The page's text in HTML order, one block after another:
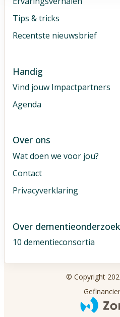
Tips & tricks
Recentste nieuwsbrief
Handig
Vind jouw Impactpartners
Agenda
Over ons
Wat doen we voor jou?
Contact
Privacyverklaring
Over dementieonderzoek
10 dementieconsortia
© Copyright